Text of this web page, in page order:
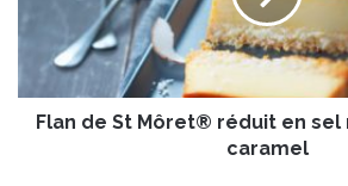
M
Flan de St Môret® réduit en
caramel